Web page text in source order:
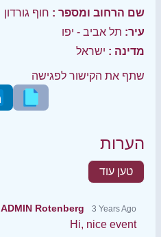
שם הרחוב ומספר : חוף גורדון
עיר: תל אביב - יפו
מדינה : ישראל
שתף את הקישור לפגישה
הערות
טען עוד
ADMIN Rotenberg 3 Years Ago
Hi, nice event